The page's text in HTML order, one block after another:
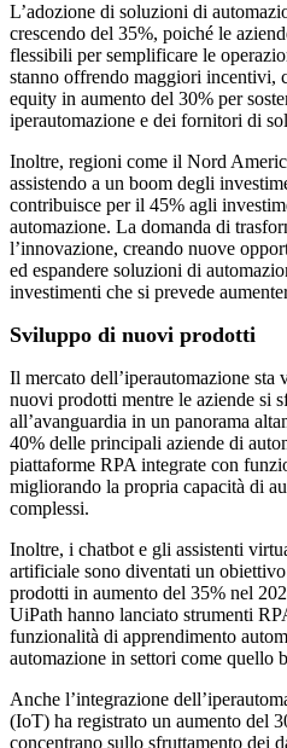
L’adozione di soluzioni di
crescendo del 35%, poiché le
flessibili per semplificare le
stanno offrendo maggiori incentivi,
equity in aumento del 30% per
iperautomazione e dei fornitori di
Inoltre, regioni come il Nord
assistendo a un boom degli
contribuisce per il 45% agli
automazione. La domanda di
l’innovazione, creando nuove
ed espandere soluzioni di
investimenti che si prevede
Sviluppo di nuovi prodotti
Il mercato dell’iperautomazione
nuovi prodotti mentre le aziende si
all’avanguardia in un panorama
40% delle principali aziende di
piattaforme RPA integrate con
migliorando la propria capacità di
complessi.
Inoltre, i chatbot e gli assistenti
artificiale sono diventati un
prodotti in aumento del 35% nel
UiPath hanno lanciato strumenti
funzionalità di apprendimento
automazione in settori come quello
Anche l’integrazione
(IoT) ha registrato un aumento del
concentrano sullo sfruttamento dei